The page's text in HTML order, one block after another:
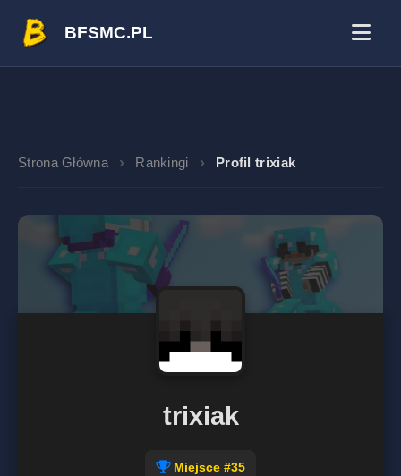
BFSMC.PL
Strona Główna Rankingi Profil trixiak
trixiak
Miejsce #35